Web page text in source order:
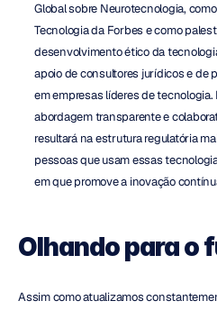
Global sobre Neurotecnologia,
Tecnologia da Forbes e como
desenvolvimento ético da
apoio de consultores jurídicos e de
em empresas líderes de
abordagem transparente e
resultará na estrutura regulatória
pessoas que usam essas
em que promove a inovação
Olhando para o
Assim como atualizamos